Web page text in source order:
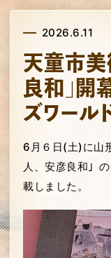
2026.6.11
天童市美
良和」開
ズワール
6月６日(土)に山
人、安彦良和」
載しました。